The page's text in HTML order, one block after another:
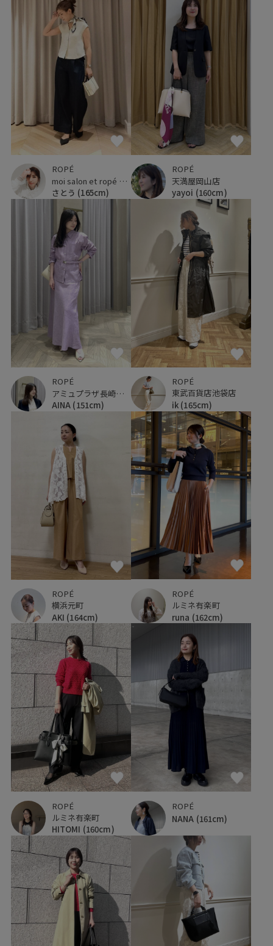
ROPÉ
moi salon et ropé 玉川髙島屋
さとう (165cm)
ROPÉ
天満屋岡山店
yayoi (160cm)
ROPÉ
アミュプラザ長崎新館
AINA (151cm)
ROPÉ
東武百貨店池袋店
ik (165cm)
ROPÉ
横浜元町
AKI (164cm)
ROPÉ
ルミネ有楽町
runa (162cm)
ROPÉ
ルミネ有楽町
HITOMI (160cm)
ROPÉ
NANA (161cm)